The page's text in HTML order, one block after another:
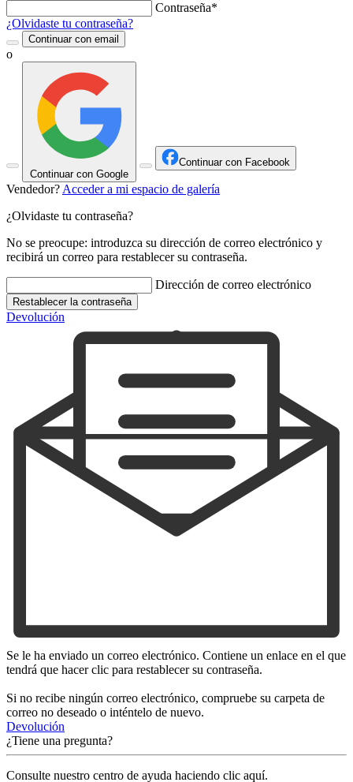
Contraseña*
¿Olvidaste tu contraseña?
Continuar con email
o
Continuar con Google
Continuar con Facebook
Vendedor? Acceder a mi espacio de galería
¿Olvidaste tu contraseña?
No se preocupe: introduzca su dirección de correo electrónico y
recibirá un correo para restablecer su contraseña.
Dirección de correo electrónico
Restablecer la contraseña
Devolución
Se le ha enviado un correo electrónico. Contiene un enlace en el que
tendrá que hacer clic para restablecer su contraseña.
Si no recibe ningún correo electrónico, compruebe su carpeta de
correo no deseado o inténtelo de nuevo.
Devolución
¿Tiene una pregunta?
Consulte nuestro centro de ayuda haciendo clic aquí.